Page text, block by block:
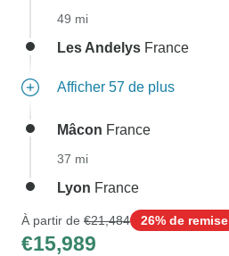
49 mi
Les Andelys France
Afficher 57 de plus
Mâcon France
37 mi
Lyon France
À partir de €21,484 26% de remise
€15,989